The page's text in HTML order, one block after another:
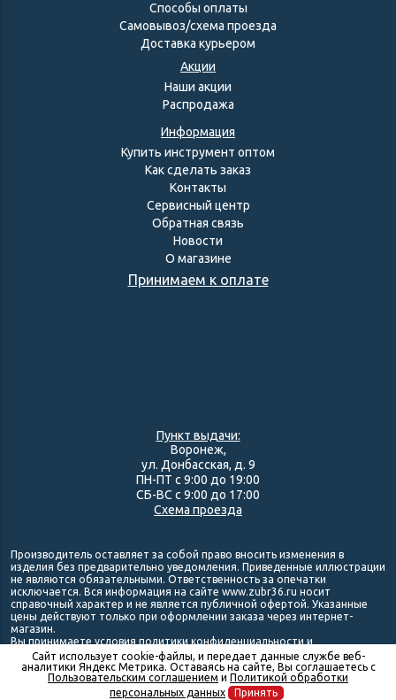
В КОРЗИНУ
Способы оплаты
Самовывоз/схема проезда
Доставка курьером
Акции
Наши акции
Распродажа
Информация
Купить инструмент оптом
Как сделать заказ
Контакты
Сервисный центр
Обратная связь
Новости
О магазине
Принимаем к оплате
Пункт выдачи:
Воронеж,
ул. Донбасская, д. 9
ПН-ПТ с 9:00 до 19:00
СБ-ВС с 9:00 до 17:00
Схема проезда
Производитель оставляет за собой право вносить изменения в
изделия без предварительно уведомления. Приведенные иллюстрации
не являются обязательными. Ответственность за опечатки
исключается. Вся информация на сайте www.zubr36.ru носит
справочный характер и не является публичной офертой. Указанные
цены действуют только при оформлении заказа через интернет-
магазин.
Вы принимаете условия политики конфиденциальности и
пользовательского соглашениякаждый раз, когда оставляете свои
данные в любой форме обратной связи на сайте zubr36.ru.
This site is protected by reCAPTCHA and the GooglePrivacy
Terms of Serviceapply.
Сайт использует cookie-файлы, и передает данные службе веб-
аналитики Яндекс Метрика. Оставаясь на сайте, Вы соглашаетесь с
Пользовательским соглашением и Политикой обработки
персональных данных
Принять